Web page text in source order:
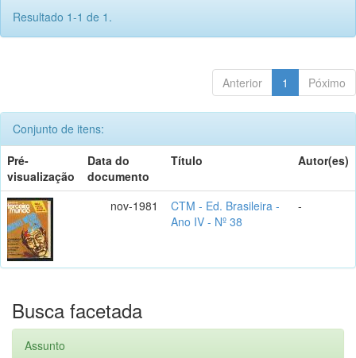
Resultado 1-1 de 1.
Anterior 1 Póximo
Conjunto de itens:
Pré-
visualização
Data do
documento
Título Autor(es)
nov-1981
CTM - Ed. Brasileira -
Ano IV - Nº 38
-
Busca facetada
Assunto